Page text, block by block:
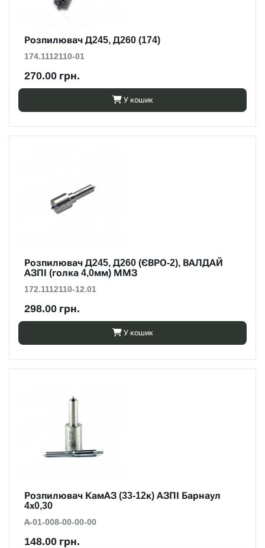
Розпилювач Д245, Д260 (174)
174.1112110-01
270.00 грн.
У кошик
Розпилювач Д245, Д260 (ЄВРО-2), ВАЛДАЙ
АЗПІ (голка 4,0мм) ММЗ
172.1112110-12.01
298.00 грн.
У кошик
Розпилювач КамАЗ (33-12к) АЗПІ Барнаул
4х0,30
А-01-008-00-00-00
148.00 грн.